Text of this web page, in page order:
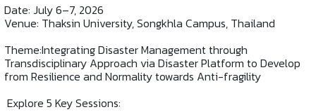
Date: July 6–7, 2026
Venue: Thaksin University, Songkhla Campus, Thailand
Theme:Integrating Disaster Management through
Transdisciplinary Approach via Disaster Platform to Develop
from Resilience and Normality towards Anti-fragility
Explore 5 Key Sessions: